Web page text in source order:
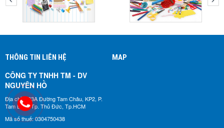
THÔNG TIN LIÊN HỆ
CÔNG TY TNHH TM - DV
NGUYÊN HỒ​
Địa chỉ: 183A Đường Tam Châu, KP2, P.
Tam Bình, Tp. Thủ Đức, Tp.HCM
Mã số thuế: 0304750438
MAP